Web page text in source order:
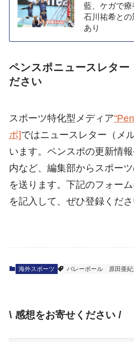
藍、ケガで療
石川祐希と
あり
ペンスポニュースレター
ださい
スポーツ特化型メディア
ポ]ではニュースレター（メ
います。ペンスポの更新情
内など、編集部からスポー
を送ります。下記のフォー
を記入して、ぜひ登録くださ
海外スポーツ バレーボール 原田亜紀
\ 感想をお寄せください /